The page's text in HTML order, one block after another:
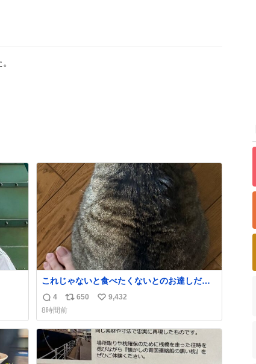
これじゃないと食べたくないとのお達しだっ
たので、しっぽ置き場係になっている
返
信
数
4
リ
ポ
ス
ト
数
650
い
ね
数
9,432
8時間前